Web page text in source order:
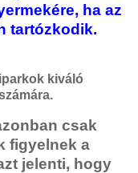
ha az
tartózkodik.
kiváló
csak
figyelnek a
jelenti, hogy